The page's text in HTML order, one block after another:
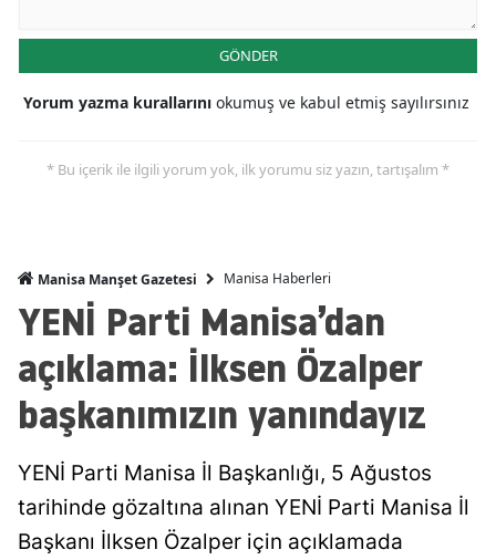
GÖNDER
Yorum yazma kurallarını okumuş ve kabul etmiş sayılırsınız
* Bu içerik ile ilgili yorum yok, ilk yorumu siz yazın, tartışalım *
Manisa Manşet Gazetesi Manisa Haberleri
YENİ Parti Manisa’dan
açıklama: İlksen Özalper
başkanımızın yanındayız
YENİ Parti Manisa İl Başkanlığı, 5 Ağustos
tarihinde gözaltına alınan YENİ Parti Manisa İl
Başkanı İlksen Özalper için açıklamada